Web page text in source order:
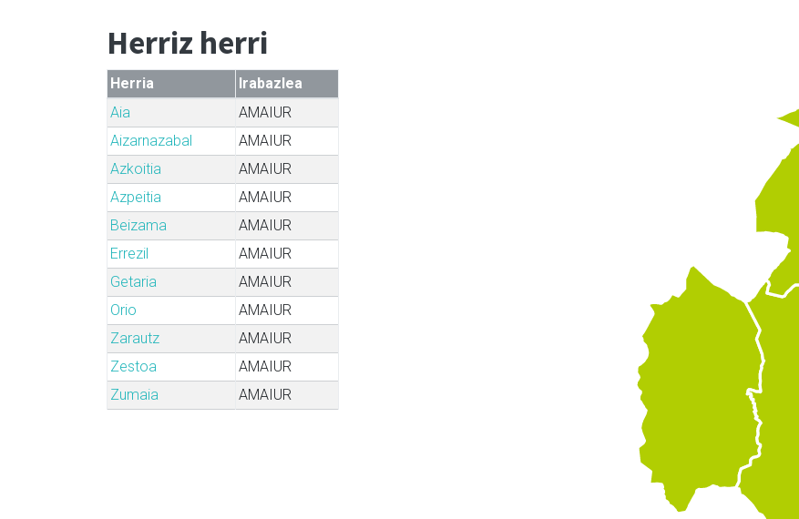
Herriz herri
Herria
Irabazlea
Aia
AMAIUR
Aizarnazabal
AMAIUR
Azkoitia
AMAIUR
Azpeitia
AMAIUR
Beizama
AMAIUR
Errezil
AMAIUR
Getaria
AMAIUR
Orio
AMAIUR
Zarautz
AMAIUR
Zestoa
AMAIUR
Zumaia
AMAIUR